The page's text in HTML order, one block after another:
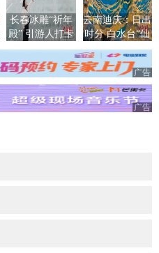
长春冰雕“祈年
殿” 引游人打卡
云南迪庆：日出
时分 白水台“仙
人遗田”染金边
广告
广告